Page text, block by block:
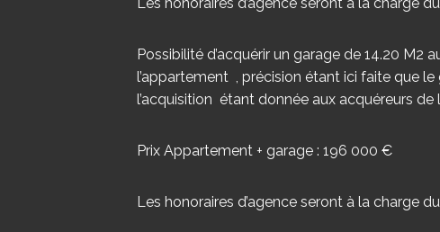
Possibilité d’acquérir un garage de 14.20 M2
l’appartement , précision étant ici faite que
l’acquisition étant donnée aux acquéreurs de
Prix Appartement + garage : 196 000 €
Les honoraires d’agence seront à la charge